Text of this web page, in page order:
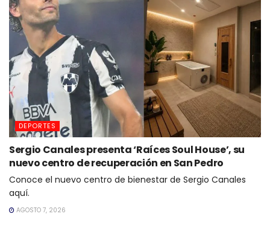
DEPORTES
Sergio Canales presenta ‘Raíces Soul House’, su
nuevo centro de recuperación en San Pedro
Conoce el nuevo centro de bienestar de Sergio Canales
aquí.
AGOSTO 7, 2026